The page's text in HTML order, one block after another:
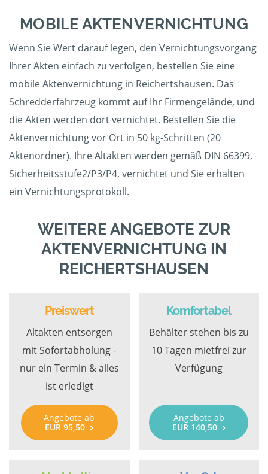
MOBILE AKTENVERNICHTUNG
Wenn Sie Wert darauf legen, den Vernichtungsvorgang
Ihrer Akten einfach zu verfolgen, bestellen Sie eine
mobile Aktenvernichtung in Reichertshausen. Das
Schredderfahrzeug kommt auf Ihr Firmengelände, und
die Akten werden dort vernichtet. Bestellen Sie die
Aktenvernichtung vor Ort in 50 kg-Schritten (20
Aktenordner). Ihre Altakten werden gemäß DIN 66399,
Sicherheitsstufe2/P3/P4, vernichtet und Sie erhalten
ein Vernichtungsprotokoll.
WEITERE ANGEBOTE ZUR
AKTENVERNICHTUNG IN
REICHERTSHAUSEN
Preiswert
Altakten entsorgen
mit Sofortabholung -
nur ein Termin & alles
ist erledigt
Angebote ab
EUR 95,50
Komfortabel
Behälter stehen bis zu
10 Tagen mietfrei zur
Verfügung
Angebote ab
EUR 140,50